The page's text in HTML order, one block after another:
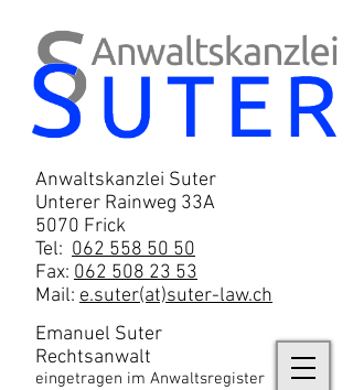
Emanuel Suter
Rechtsanwalt
eingetragen im Anwaltsregister
Tel: 062 558 50 50
​Fax: 062 508 23 53
Mail: e.suter(at)suter-law.ch
Anwaltskanzlei Suter
Unterer Rainweg 33A
5070 Frick